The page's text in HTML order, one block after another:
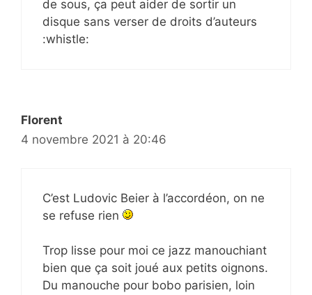
de sous, ça peut aider de sortir un
disque sans verser de droits d’auteurs
:whistle:
Florent
4 novembre 2021 à 20:46
C’est Ludovic Beier à l’accordéon, on ne
se refuse rien
Trop lisse pour moi ce jazz manouchiant
bien que ça soit joué aux petits oignons.
Du manouche pour bobo parisien, loin